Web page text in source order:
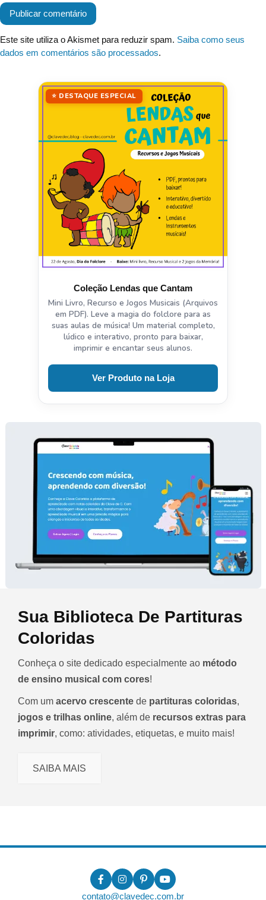
Este site utiliza o Akismet para reduzir spam. Saiba como seus
dados em comentários são processados.
⭐ DESTAQUE ESPECIAL
Coleção Lendas que Cantam
Mini Livro, Recurso e Jogos Musicais (Arquivos
em PDF). Leve a magia do folclore para as
suas aulas de música! Um material completo,
lúdico e interativo, pronto para baixar,
imprimir e encantar seus alunos.
Ver Produto na Loja
Sua Biblioteca De Partituras
Coloridas
Conheça o site dedicado especialmente ao método
de ensino musical com cores!
Com um acervo crescente de partituras coloridas,
jogos e trilhas online, além de recursos extras para
imprimir, como: atividades, etiquetas, e muito mais!
SAIBA MAIS
contato@clavedec.com.br